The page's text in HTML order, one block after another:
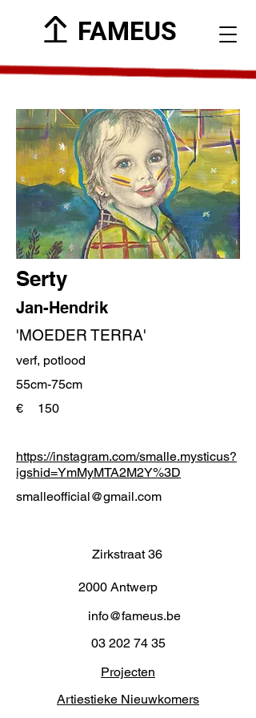
FAMEUS
Serty
Jan-Hendrik
'MOEDER TERRA'
verf, potlood
55cm-75cm
€
150
https://instagram.com/smalle.mysticus?
igshid=YmMyMTA2M2Y%3D
smalleofficial@gmail.com
Zirkstraat 36
2000 Antwerp
info@fameus.be
03 202 74 35
Projecten
Artiestieke Nieuwkomers